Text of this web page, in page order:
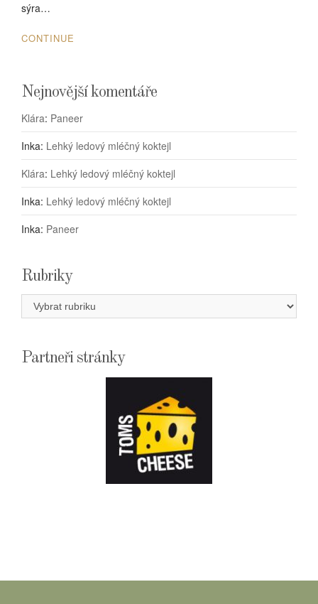
sýra…
CONTINUE
Nejnovější komentáře
Klára: Paneer
Inka: Lehký ledový mléčný koktejl
Klára: Lehký ledový mléčný koktejl
Inka: Lehký ledový mléčný koktejl
Inka: Paneer
Rubriky
Rubriky
Partneři stránky